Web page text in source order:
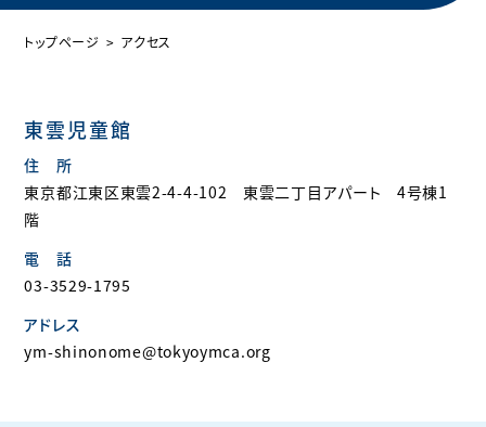
トップページ アクセス
東雲児童館
住 所
東京都江東区東雲2-4-4-102 東雲二丁目アパート 4号棟1
階
電 話
03-3529-1795
アドレス
ym-shinonome@tokyoymca.org